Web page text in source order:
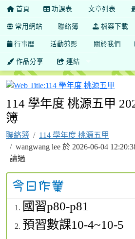
首頁 功課表 文章列表
常用網站 聯絡簿 檔案下載
行事曆 活動剪影 關於我們
作品分享 連結
114 學年度 桃源五甲
簿
聯絡簿
114 學年度 桃源五甲
wangwang lee 於 2026-06-04
讀過
國習p80-p81
預習數課10-4~10-5